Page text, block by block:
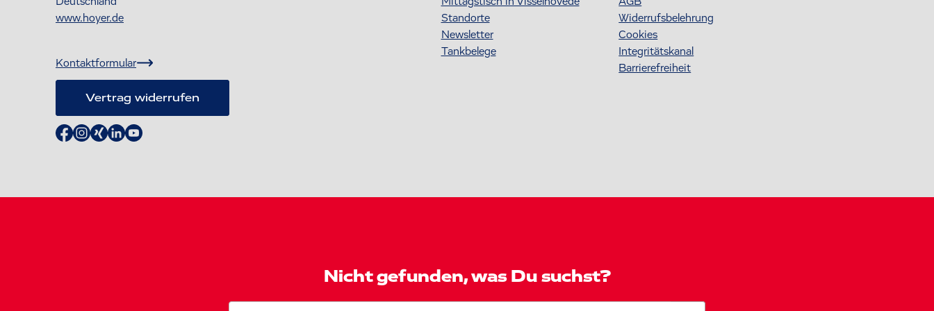
www.hoyer.de
Kontaktformular
Vertrag widerrufen
Standorte
Newsletter
Tankbelege
Widerrufsbelehrung
Cookies
Integritätskanal
Barrierefreiheit
Nicht gefunden, was Du suchst?